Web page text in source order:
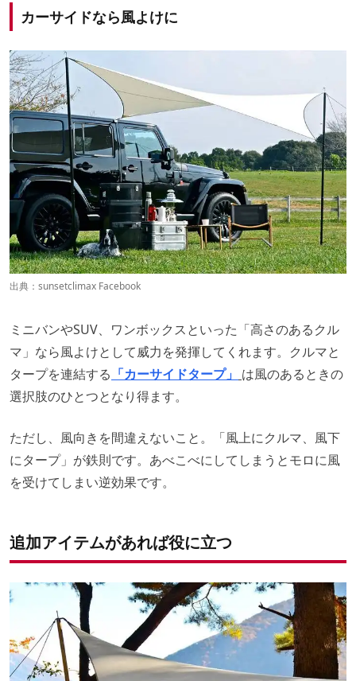
カーサイドなら風よけに
出典： sunsetclimax Facebook
ミニバンやSUV、ワンボックスといった「高さのあるクル
マ」なら風よけとして威力を発揮してくれます。クルマと
タープを連結する 「カーサイドタープ」 は風のあるときの
選択肢のひとつとなり得ます。
ただし、風向きを間違えないこと。「風上にクルマ、風下
にタープ」が鉄則です。あべこべにしてしまうとモロに風
を受けてしまい逆効果です。
追加アイテムがあれば役に立つ